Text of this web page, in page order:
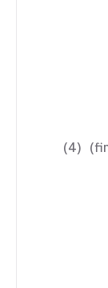
(4)